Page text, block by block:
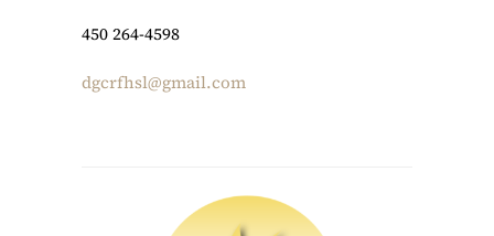
450 264-4598
dgcrfhsl@gmail.com